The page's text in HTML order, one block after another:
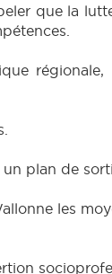
que la
plan de
les